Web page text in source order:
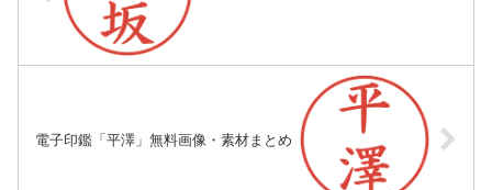
電子印鑑「平澤」無料画像・素材まとめ